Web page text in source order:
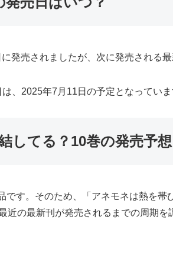
発売されましたが、次に発売される最
、2025年7月11日の予定となっていま
してる？10巻の発売予想
す。そのため、「アネモネは熱を
の最新刊が発売されるまでの周期を